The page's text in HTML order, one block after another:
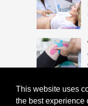
This website uses
the best experience